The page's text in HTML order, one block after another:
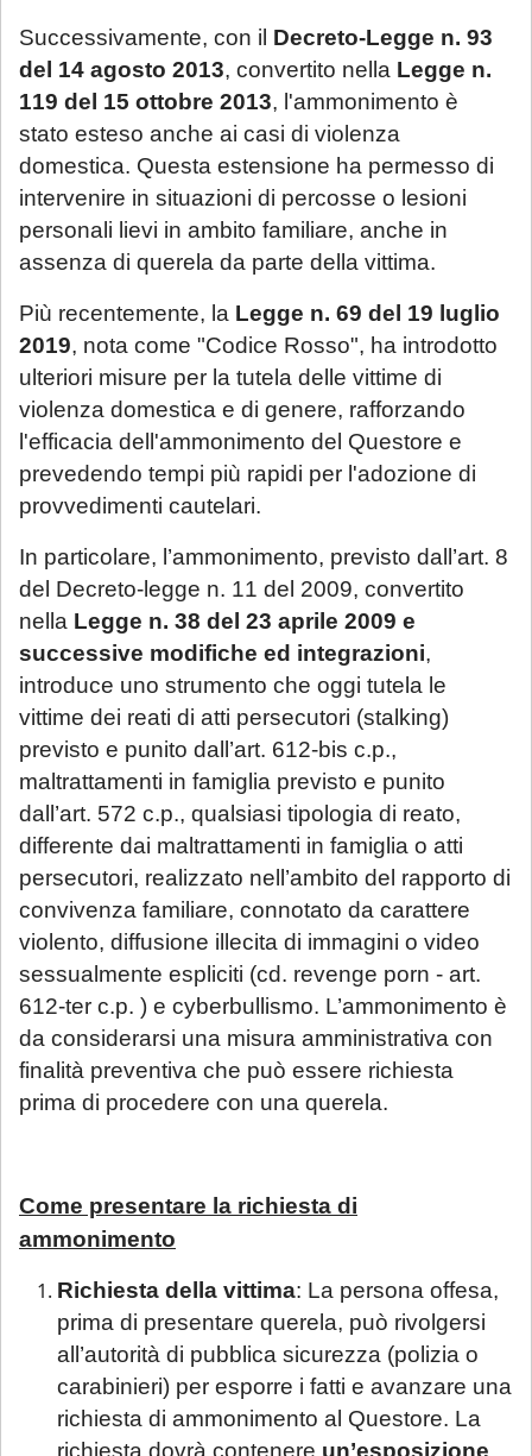
Successivamente, con il Decreto-Legge n. 93
del 14 agosto 2013, convertito nella Legge n.
119 del 15 ottobre 2013, l'ammonimento è
stato esteso anche ai casi di violenza
domestica. Questa estensione ha permesso di
intervenire in situazioni di percosse o lesioni
personali lievi in ambito familiare, anche in
assenza di querela da parte della vittima.
Più recentemente, la Legge n. 69 del 19 luglio
2019, nota come "Codice Rosso", ha introdotto
ulteriori misure per la tutela delle vittime di
violenza domestica e di genere, rafforzando
l'efficacia dell'ammonimento del Questore e
prevedendo tempi più rapidi per l'adozione di
provvedimenti cautelari.
In particolare, l’ammonimento, previsto dall’art. 8
del Decreto-legge n. 11 del 2009, convertito
nella Legge n. 38 del 23 aprile 2009 e
successive modifiche ed integrazioni,
introduce uno strumento che oggi tutela le
vittime dei reati di atti persecutori (stalking)
previsto e punito dall’art. 612-bis c.p.,
maltrattamenti in famiglia previsto e punito
dall’art. 572 c.p., qualsiasi tipologia di reato,
differente dai maltrattamenti in famiglia o atti
persecutori, realizzato nell’ambito del rapporto di
convivenza familiare, connotato da carattere
violento, diffusione illecita di immagini o video
sessualmente espliciti (cd. revenge porn - art.
612-ter c.p. ) e cyberbullismo. L’ammonimento è
da considerarsi una misura amministrativa con
finalità preventiva che può essere richiesta
prima di procedere con una querela.
Come presentare la richiesta di
ammonimento
Richiesta della vittima: La persona offesa,
prima di presentare querela, può rivolgersi
all’autorità di pubblica sicurezza (polizia o
carabinieri) per esporre i fatti e avanzare una
richiesta di ammonimento al Questore. La
richiesta dovrà contenere un’esposizione